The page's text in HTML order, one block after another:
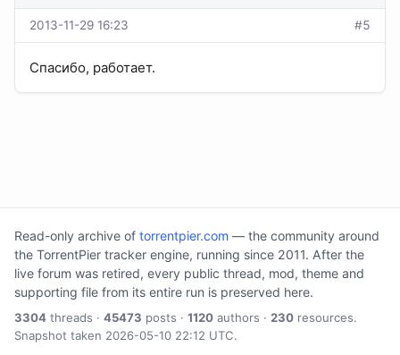
2013-11-29 16:23 #5
Спасибо, работает.
Read-only archive of torrentpier.com — the community around
the TorrentPier tracker engine, running since 2011. After the
live forum was retired, every public thread, mod, theme and
supporting file from its entire run is preserved here.
3304 threads · 45473 posts · 1120 authors · 230 resources.
Snapshot taken 2026-05-10 22:12 UTC.